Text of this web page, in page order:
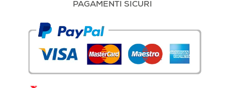
PAGAMENTI SICURI